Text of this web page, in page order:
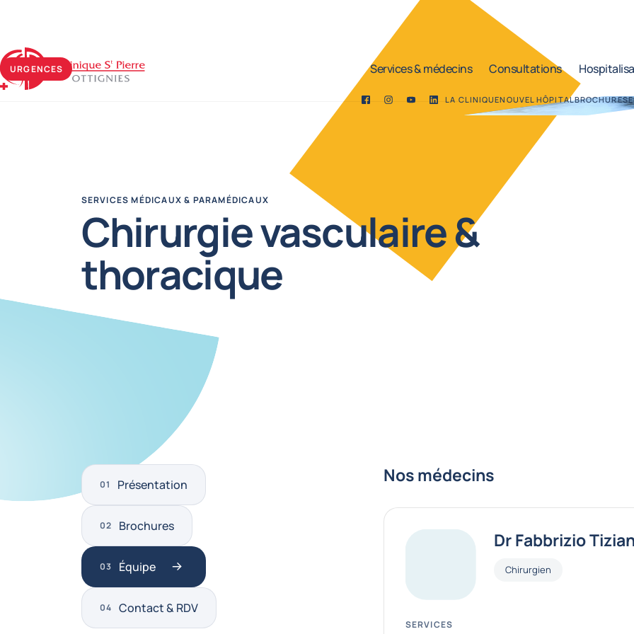
Clinique Saint-Pierre Ottignies
URGENCES Services & médecins Consultations
LA CLINIQUENOUVEL HÔPITALBROCHURES
Facebook
TwitterYouTube
LinkedIn
SERVICES MÉDICAUX & PARAMÉDICAUX
Chirurgie vasculaire &
thoracique
Présentation
Brochures
Équipe
Contact & RDV
Nos médecins
Dr Fabbrizio
Chirurgien
SERVICES